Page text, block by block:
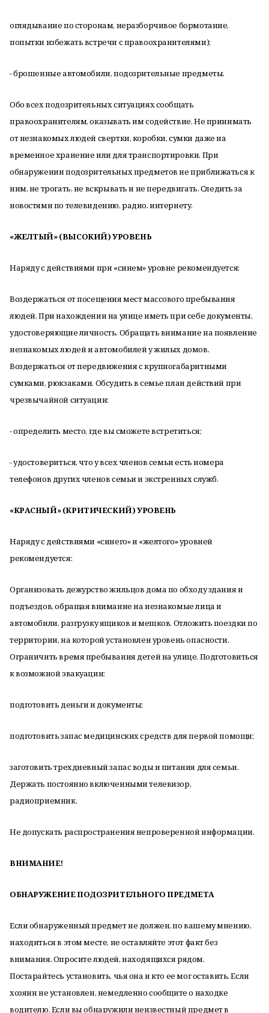
оглядывание по сторонам, неразборчивое бормотание,
попытки избежать встречи с правоохранителями);
- брошенные автомобили, подозрительные предметы.
Обо всех подозрительных ситуациях сообщать
правоохранителям, оказывать им содействие. Не принимать
от незнакомых людей свертки, коробки, сумки даже на
временное хранение или для транспортировки. При
обнаружении подозрительных предметов не приближаться к
ним, не трогать, не вскрывать и не передвигать. Следить за
новостями по телевидению, радио, интернету.
«ЖЕЛТЫЙ» (ВЫСОКИЙ) УРОВЕНЬ
Наряду с действиями при «синем» уровне рекомендуется:
Воздержаться от посещения мест массового пребывания
людей. При нахождении на улице иметь при себе документы,
удостоверяющие личность. Обращать внимание на появление
незнакомых людей и автомобилей у жилых домов.
Воздержаться от передвижения с крупногабаритными
сумками, рюкзаками. Обсудить в семье план действий при
чрезвычайной ситуации:
- определить место, где вы сможете встретиться;
- удостовериться, что у всех членов семьи есть номера
телефонов других членов семьи и экстренных служб.
«КРАСНЫЙ» (КРИТИЧЕСКИЙ) УРОВЕНЬ
Наряду с действиями «синего» и «желтого» уровней
рекомендуется:
Организовать дежурство жильцов дома по обходу здания и
подъездов, обращая внимание на незнакомые лица и
автомобили, разгрузку ящиков и мешков. Отложить поездки по
территории, на которой установлен уровень опасности.
Ограничить время пребывания детей на улице. Подготовиться
к возможной эвакуации:
подготовить деньги и документы;
подготовить запас медицинских средств для первой помощи;
заготовить трехдневный запас воды и питания для семьи.
Держать постоянно включенными телевизор,
радиоприемник.
Не допускать распространения непроверенной информации.
ВНИМАНИЕ!
ОБНАРУЖЕНИЕ ПОДОЗРИТЕЛЬНОГО ПРЕДМЕТА
Если обнаруженный предмет не должен, по вашему мнению,
находиться в этом месте, не оставляйте этот факт без
внимания. Опросите людей, находящихся рядом.
Постарайтесь установить, чья она и кто ее мог оставить. Если
хозяин не установлен, немедленно сообщите о находке
водителю. Если вы обнаружили неизвестный предмет в